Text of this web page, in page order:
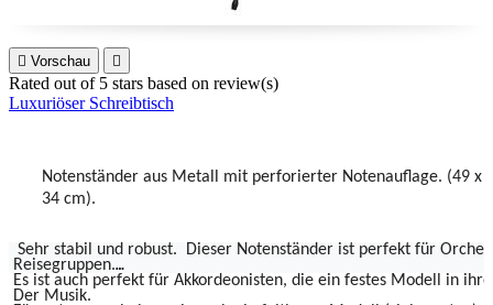
 Vorschau 
Rated out of 5 stars based on review(s)
Luxuriöser Schreibtisch
Notenständer aus Metall mit perforierter Notenauflage. (49 x
34 cm).
Sehr stabil und robust.
Dieser Notenständer ist perfekt für
Reisegruppen.
Es ist auch perfekt für Akkordeonisten, die ein festes Modell in
Der Musik.